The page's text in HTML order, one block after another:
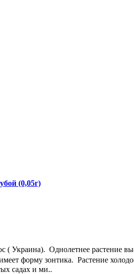
(0,05г)
( Украина). Однолетнее растение
форму зонтика. Растение
садах и ми..